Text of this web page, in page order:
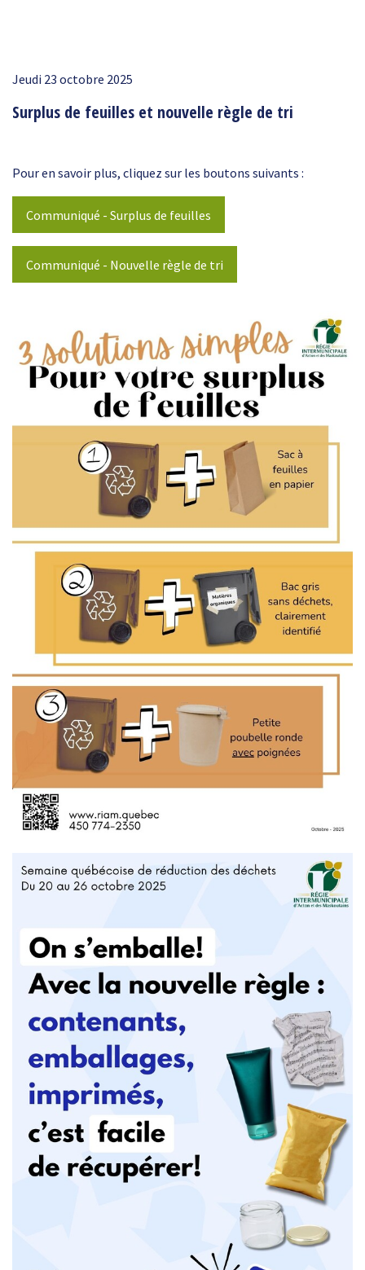
Jeudi 23 octobre 2025
Surplus de feuilles et nouvelle règle de tri
Pour en savoir plus, cliquez sur les boutons suivants :
Communiqué - Surplus de feuilles
Communiqué - Nouvelle règle de tri